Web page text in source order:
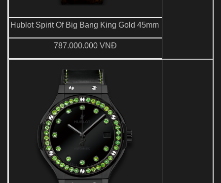
Hublot Spirit Of Big Bang King Gold 45mm
787.000.000 VNĐ